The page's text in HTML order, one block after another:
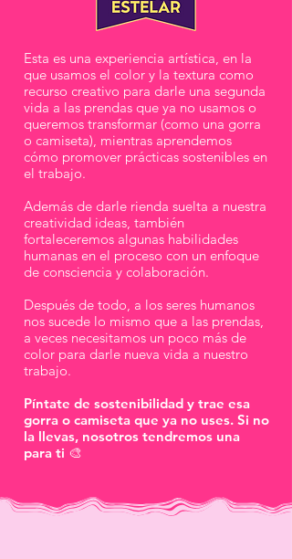
Esta es una experiencia artística, en la
que usamos el color y la textura como
recurso creativo para darle una segunda
vida a las prendas que ya no usamos o
queremos transformar (como una gorra
o camiseta), mientras aprendemos
cómo promover prácticas sostenibles en
el trabajo.
Además de darle rienda suelta a nuestra
creatividad ideas, también
fortaleceremos algunas habilidades
humanas en el proceso con un enfoque
de consciencia y colaboración.
Después de todo, a los seres humanos
nos sucede lo mismo que a las prendas,
a veces necesitamos un poco más de
color para darle nueva vida a nuestro
trabajo.
Píntate de sostenibilidad y trae esa
gorra o camiseta que ya no uses. Si no
la llevas, nosotros tendremos una
para ti 🎨